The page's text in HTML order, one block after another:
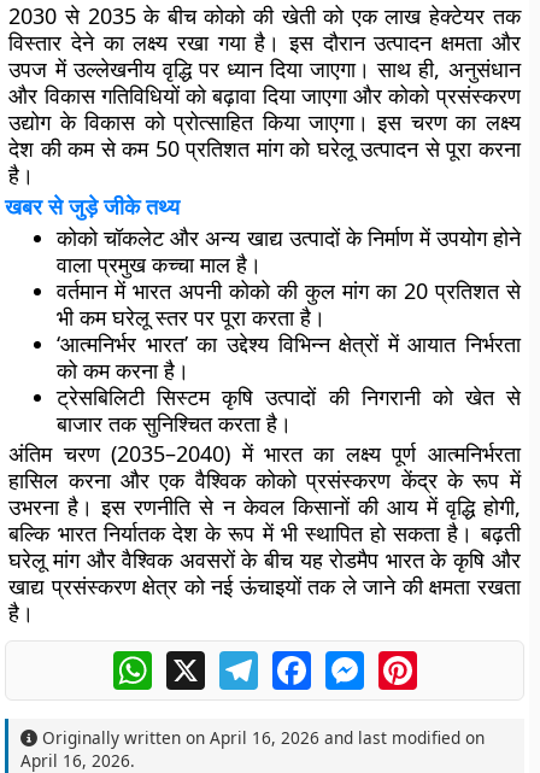
2030 से 2035 के बीच कोको की खेती को एक लाख हेक्टेयर तक
विस्तार देने का लक्ष्य रखा गया है। इस दौरान उत्पादन क्षमता और
उपज में उल्लेखनीय वृद्धि पर ध्यान दिया जाएगा। साथ ही, अनुसंधान
और विकास गतिविधियों को बढ़ावा दिया जाएगा और कोको प्रसंस्करण
उद्योग के विकास को प्रोत्साहित किया जाएगा। इस चरण का लक्ष्य
देश की कम से कम 50 प्रतिशत मांग को घरेलू उत्पादन से पूरा करना
है।
खबर से जुड़े जीके तथ्य
कोको चॉकलेट और अन्य खाद्य उत्पादों के निर्माण में उपयोग होने
वाला प्रमुख कच्चा माल है।
वर्तमान में भारत अपनी कोको की कुल मांग का 20 प्रतिशत से
भी कम घरेलू स्तर पर पूरा करता है।
‘आत्मनिर्भर भारत’ का उद्देश्य विभिन्न क्षेत्रों में आयात निर्भरता
को कम करना है।
ट्रेसबिलिटी सिस्टम कृषि उत्पादों की निगरानी को खेत से
बाजार तक सुनिश्चित करता है।
अंतिम चरण (2035–2040) में भारत का लक्ष्य पूर्ण आत्मनिर्भरता
हासिल करना और एक वैश्विक कोको प्रसंस्करण केंद्र के रूप में
उभरना है। इस रणनीति से न केवल किसानों की आय में वृद्धि होगी,
बल्कि भारत निर्यातक देश के रूप में भी स्थापित हो सकता है। बढ़ती
घरेलू मांग और वैश्विक अवसरों के बीच यह रोडमैप भारत के कृषि और
खाद्य प्रसंस्करण क्षेत्र को नई ऊंचाइयों तक ले जाने की क्षमता रखता
है।
WhatsApp
X TelegramFacebookMessengerPinterest
Originally written onApril 16, 2026 and last modified on
April 16, 2026.